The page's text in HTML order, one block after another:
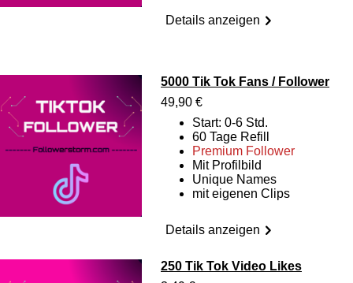
Details anzeigen
5000 Tik Tok Fans / Follower
49,90 €
Start: 0-6 Std.
60 Tage Refill
Premium Follower
Mit Profilbild
Unique Names
mit eigenen Clips
Details anzeigen
250 Tik Tok Video Likes